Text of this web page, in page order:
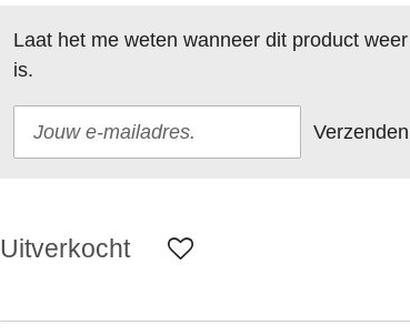
Laat het me weten wanneer dit product
is.
Verzenden
Uitverkocht